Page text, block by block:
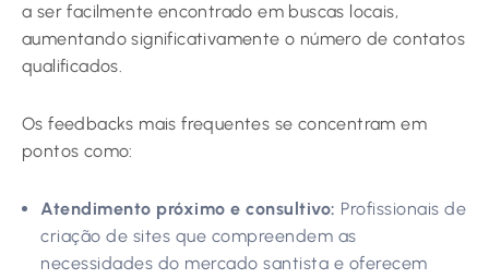
a ser facilmente encontrado em buscas locais,
aumentando significativamente o número de contatos
qualificados.
Os feedbacks mais frequentes se concentram em
pontos como:
Atendimento próximo e consultivo: Profissionais de
criação de sites que compreendem as
necessidades do mercado santista e oferecem